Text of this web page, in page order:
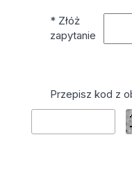
* Złóż
zapytanie
Przepisz kod z